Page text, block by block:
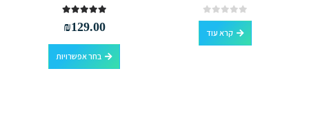
0
out of 5
קרא עוד ₪129.00
בחר אפשרויות
למוצר זה יש מספר סוגים. ניתן לבחור את האפשרויות בעמוד המוצר